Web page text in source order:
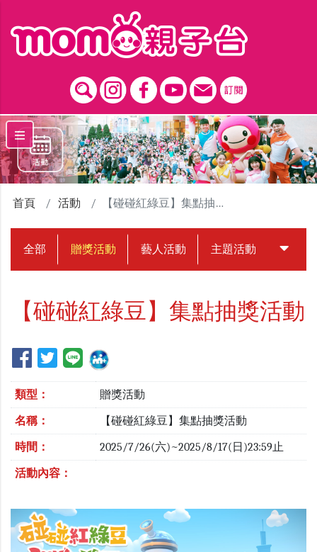
首頁 活動 【碰碰紅綠豆】集點抽獎活動
全部 贈獎活動 藝人活動 主題活動 中獎名
【碰碰紅綠豆】集點抽獎活動
類型： 贈獎活動
名稱： 【碰碰紅綠豆】集點抽獎活動
時間： 2025/7/26(六)~2025/8/17(日)23:59止
活動內容：